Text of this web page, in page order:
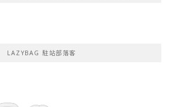
LAZYBAG 駐站部落客